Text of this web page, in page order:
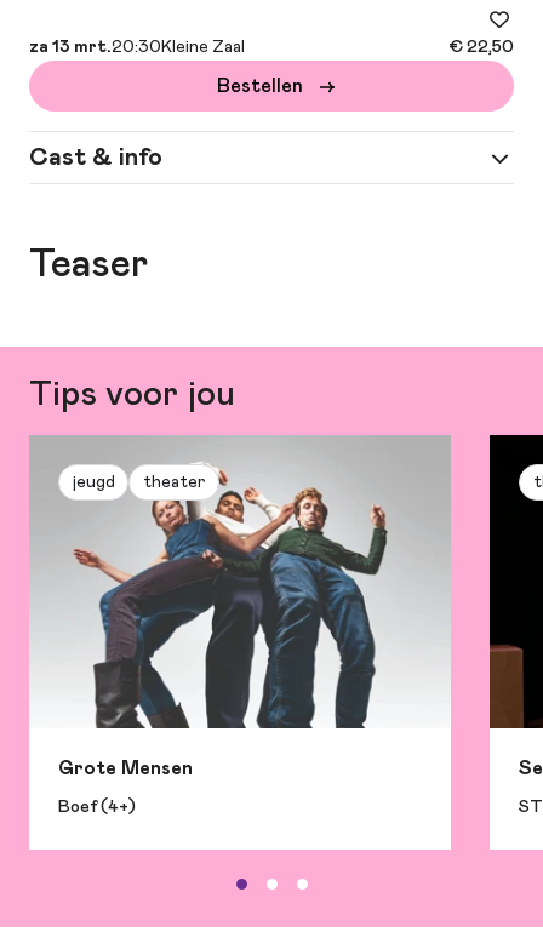
za 13 mrt.20:30 Kleine Zaal € 22,50
Bestellen
Cast & info
Regie
Teaser
Tips voor jou
jeugd theater
Grote Mensen
Boef (4+)